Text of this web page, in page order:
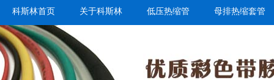
科斯林首页 关于科斯林 低压热缩管 母排热缩套管